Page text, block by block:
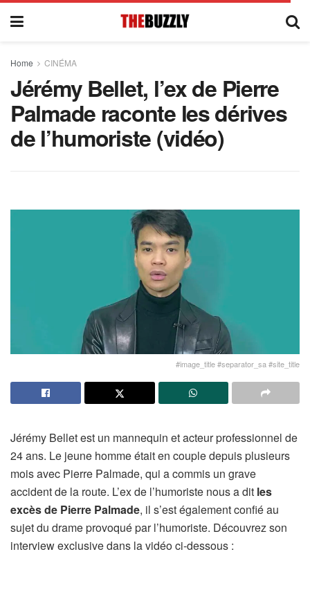
Home CINÉMA
Jérémy Bellet, l’ex de Pierre
Palmade raconte les dérives
de l’humoriste (vidéo)
#image_title #separator_sa #site_title
Jérémy Bellet est un mannequin et acteur professionnel de
24 ans. Le jeune homme était en couple depuis plusieurs
mois avec Pierre Palmade, qui a commis un grave
accident de la route. L’ex de l’humoriste nous a dit les
excès de Pierre Palmade, il s’est également confié au
sujet du drame provoqué par l’humoriste. Découvrez son
interview exclusive dans la vidéo ci-dessous :